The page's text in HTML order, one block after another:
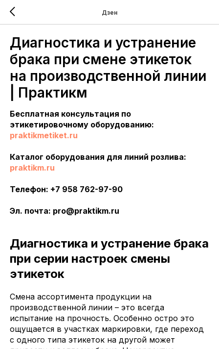
Дзен
Диагностика и устранение
брака при смене этикеток
на производственной линии
| Практикм
Бесплатная консультация по
этикетировочному оборудованию:
praktikmetiket.ru
Каталог оборудования для линий розлива:
praktikm.ru
Телефон: +7 958 762-97-90
Эл. почта: pro@praktikm.ru
Диагностика и устранение брака
при серии настроек смены
этикеток
Смена ассортимента продукции на
производственной линии – это всегда
испытание на прочность. Особенно остро это
ощущается в участках маркировки, где переход
с одного типа этикеток на другой может